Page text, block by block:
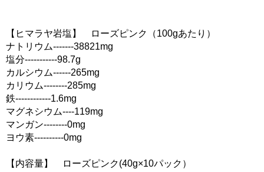
【ヒマラヤ岩塩】 ローズピンク（100gあたり）
ナトリウム-------38821mg
塩分-----------98.7g
カルシウム------265mg
カリウム--------285mg
鉄------------1.6mg
マグネシウム----119mg
マンガン--------0mg
ヨウ素----------0mg
【内容量】 ローズピンク(40g×10パック）